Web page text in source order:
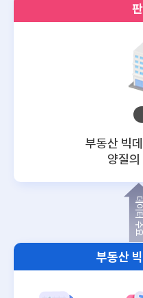
부동산 빅
양질
데이
부동산